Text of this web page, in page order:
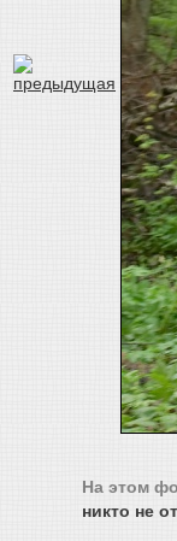
На этом
никто не